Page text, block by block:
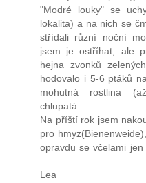
"Modré louky" se
lokalita) a na nich se
střídali různí noční
jsem je ostříhat, ale
hejna zvonků
hodovalo i 5-6 ptáků
mohutná rostlina
chlupatá....
Na příští rok jsem
pro
opravdu se včelami
Lea